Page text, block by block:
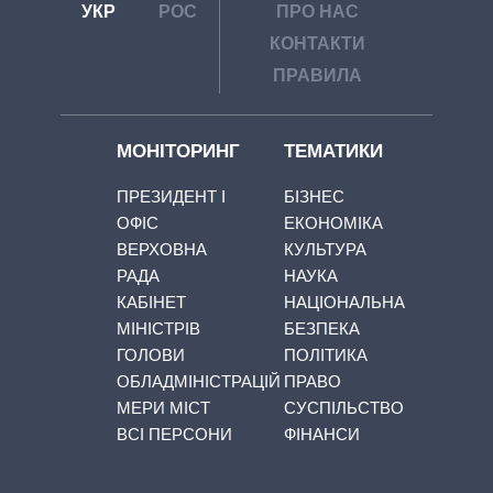
УКР РОС
ПРО НАС
КОНТАКТИ
ПРАВИЛА
МОНІТОРИНГ
ПРЕЗИДЕНТ І
ОФІС
ВЕРХОВНА
РАДА
КАБІНЕТ
МІНІСТРІВ
ГОЛОВИ
ОБЛАДМІНІСТРАЦІЙ
МЕРИ МІСТ
ВСІ ПЕРСОНИ
ТЕМАТИКИ
БІЗНЕС
ЕКОНОМІКА
КУЛЬТУРА
НАУКА
НАЦІОНАЛЬНА
БЕЗПЕКА
ПОЛІТИКА
ПРАВО
СУСПІЛЬСТВО
ФІНАНСИ